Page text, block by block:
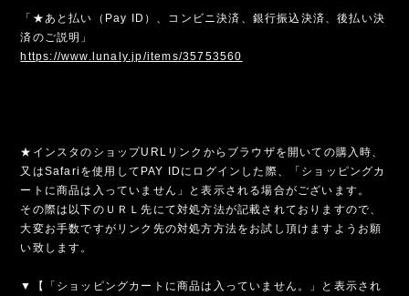
「★あと払い（Pay ID）、コンビニ決済、銀行振込決済、後払い決
済のご説明」
https://www.lunaly.jp/items/35753560
★インスタのショップURLリンクからブラウザを開いての購入時、
又はSafariを使用してPAY IDにログインした際、「ショッピングカ
ートに商品は入っていません」と表示される場合がございます。
その際は以下のＵＲＬ先にて対処方法が記載されておりますので、
大変お手数ですがリンク先の対処方方法をお試し頂けますようお願
い致します。
▼【「ショッピングカートに商品は入っていません。」と表示され